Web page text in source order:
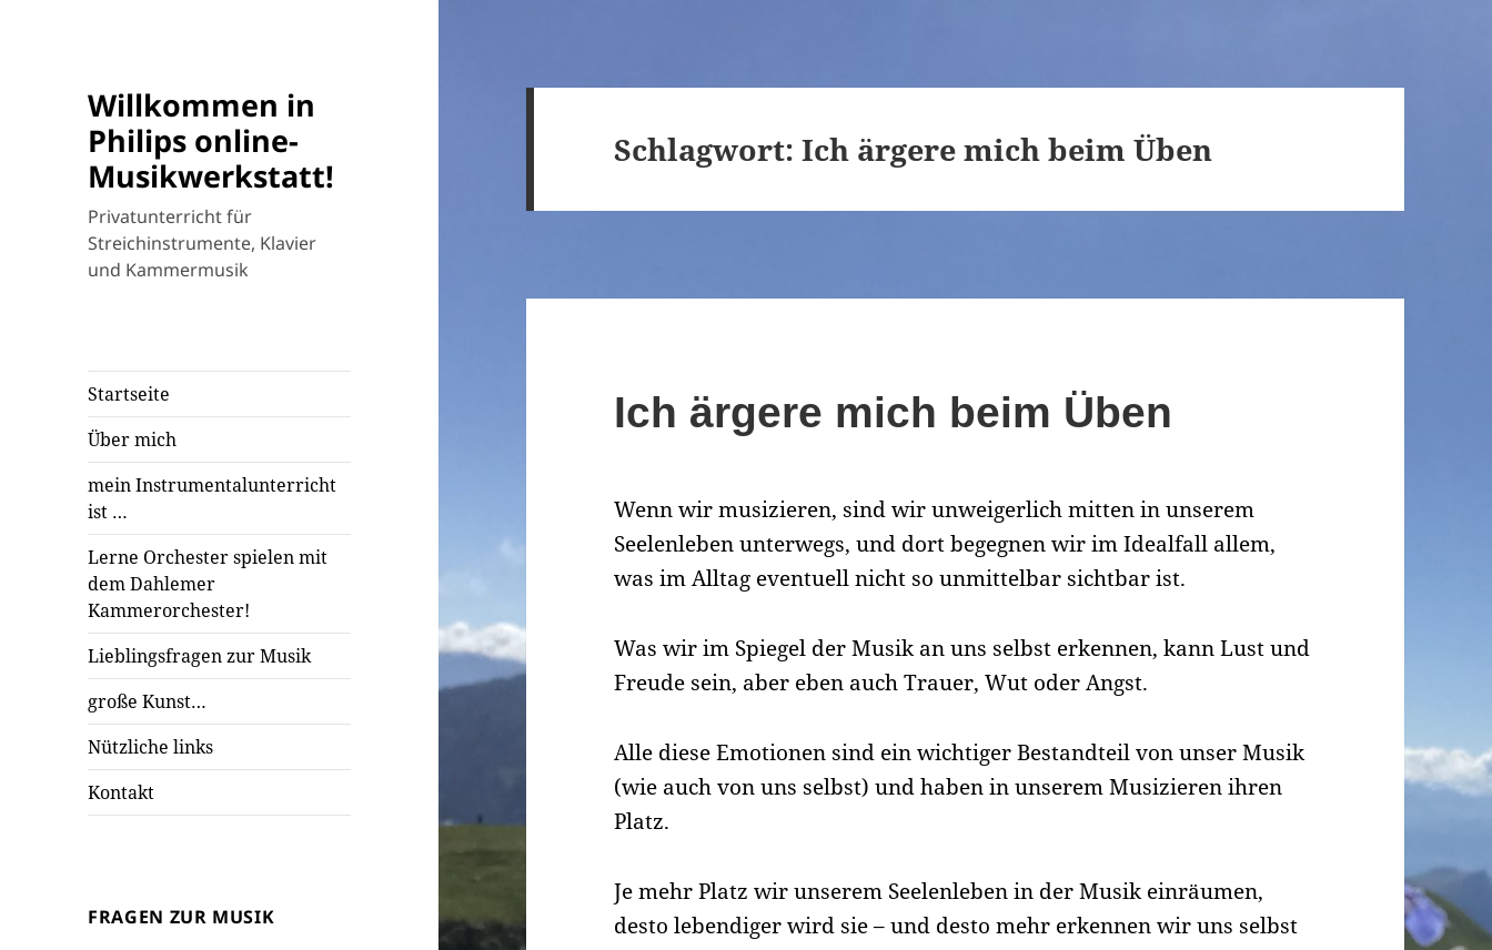
Willkommen in
Philips online-
Musikwerkstatt!
Privatunterricht für
Streichinstrumente, Klavier
und Kammermusik
Startseite
Über mich
mein Instrumentalunterricht
ist …
Lerne Orchester spielen mit
dem Dahlemer
Kammerorchester!
Lieblingsfragen zur Musik
große Kunst…
Nützliche links
Kontakt
FRAGEN ZUR MUSIK
Schlagwort:Ich ärgere mich beim Üben
Ich ärgere mich beim Üben
Wenn wir musizieren, sind wir unweigerlich mitten in unserem
Seelenleben unterwegs, und dort begegnen wir im Idealfall allem,
was im Alltag eventuell nicht so unmittelbar sichtbar ist.
Was wir im Spiegel der Musik an uns selbst erkennen, kann Lust und
Freude sein, aber eben auch Trauer, Wut oder Angst.
Alle diese Emotionen sind ein wichtiger Bestandteil von unser Musik
(wie auch von uns selbst) und haben in unserem Musizieren ihren
Platz.
Je mehr Platz wir unserem Seelenleben in der Musik einräumen,
desto lebendiger wird sie – und desto mehr erkennen wir uns selbst